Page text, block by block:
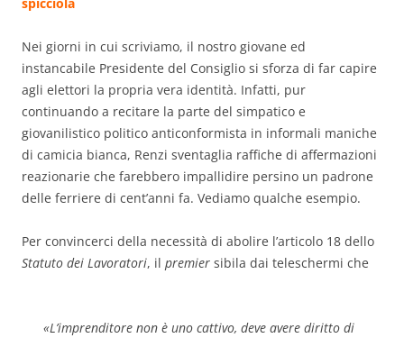
spicciola
Nei giorni in cui scriviamo, il nostro giovane ed
instancabile Presidente del Consiglio si sforza di far capire
agli elettori la propria vera identità. Infatti, pur
continuando a recitare la parte del simpatico e
giovanilistico politico anticonformista in informali maniche
di camicia bianca, Renzi sventaglia raffiche di affermazioni
reazionarie che farebbero impallidire persino un padrone
delle ferriere di cent’anni fa. Vediamo qualche esempio.
Per convincerci della necessità di abolire l’articolo 18 dello
Statuto dei Lavoratori, il premier sibila dai teleschermi che
«L’imprenditore non è uno cattivo, deve avere diritto di